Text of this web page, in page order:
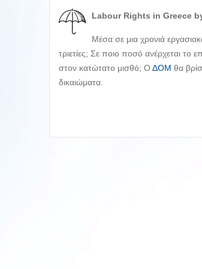
Labour Rights in Greece
Μέσα σε μια χρονιά
τριετίες; Σε ποιο ποσό ανέρχεται το
στον κατώτατο μισθό; ΟΔΟΜ θα
δικαιώματα.